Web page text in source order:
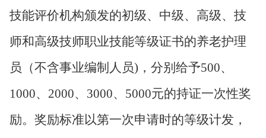
技能评价机构颁发的初级、中级、高级、技
师和高级技师职业技能等级证书的养老护理
员（不含事业编制人员)，分别给予500、
1000、2000、3000、5000元的持证一次性奖
励。奖励标准以第一次申请时的等级计发，